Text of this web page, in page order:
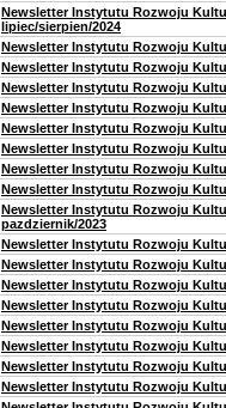
Newsletter Instytutu Rozwoju
lipiec/sierpien/2024
Newsletter Instytutu Rozwoju
Newsletter Instytutu Rozwoju
Newsletter Instytutu Rozwoju
Newsletter Instytutu Rozwoju
Newsletter Instytutu Rozwoju
Newsletter Instytutu Rozwoju
Newsletter Instytutu Rozwoju
Newsletter Instytutu Rozwoju
Newsletter Instytutu Rozwoju
pazdziernik/2023
Newsletter Instytutu Rozwoju
Newsletter Instytutu Rozwoju
Newsletter Instytutu Rozwoju
Newsletter Instytutu Rozwoju
Newsletter Instytutu Rozwoju
Newsletter Instytutu Rozwoju
Newsletter Instytutu Rozwoju
Newsletter Instytutu Rozwoju